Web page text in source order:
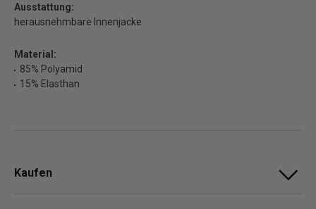
Ausstattung:
herausnehmbare Innenjacke
Material:
85% Polyamid
15% Elasthan
Kaufen